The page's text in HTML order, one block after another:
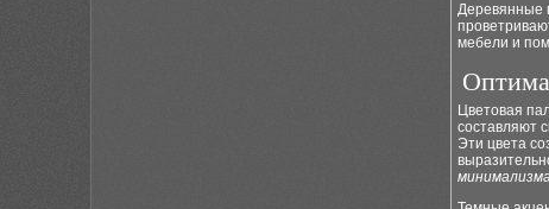
Деревянные
мебели и
Цветовая
составляют
Эти цвета
минимализма